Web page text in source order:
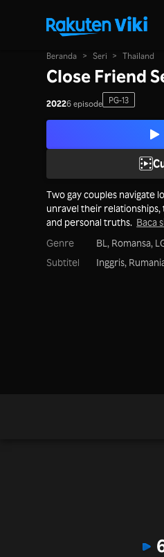
Beranda > Seri > Thailand
Close Friend
20226 episode PG-13
Two gay couples navigate
unravel their
and personal truths. Baca
Genre
BL, Romansa,
Subtitel
Inggris,